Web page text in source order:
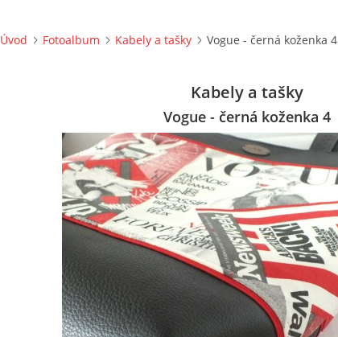
Úvod Fotoalbum Kabely a tašky Vogue - černá koženka 4
Kabely a tašky
Vogue - černá koženka 4